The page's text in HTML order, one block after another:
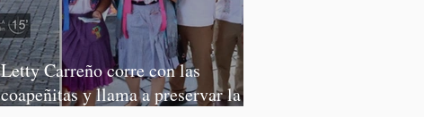
Letty Carreño corre con las
coapeñitas y llama a preservar la